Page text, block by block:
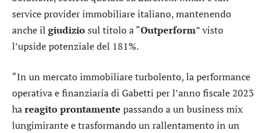
service provider immobiliare italiano, mantenendo
anche il giudizio sul titolo a “Outperform” visto
l’upside potenziale del 181%.
“In un mercato immobiliare turbolento, la performance
operativa e finanziaria di Gabetti per l’anno fiscale 2023
hareagito prontamente passando a un business mix
lungimirante e trasformando un rallentamento in un